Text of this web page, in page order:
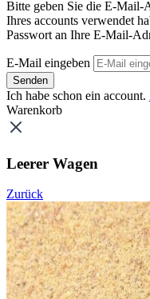
Bitte geben Sie die E-Mail-
Ihres accounts verwendet
Passwort an Ihre E-Mail-
E-Mail eingeben
Senden
Ich habe schon ein account.
Warenkorb
Leerer Wagen
Zurück